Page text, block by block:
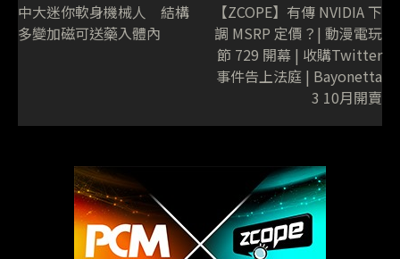
中大迷你軟身機械人 結構
多變加磁可送藥入體內
【ZCOPE】有傳 NVIDIA 下
調 MSRP 定價？| 動漫電玩
節 729 開幕 | 收購Twitter
事件告上法庭 | Bayonetta
3 10月開賣